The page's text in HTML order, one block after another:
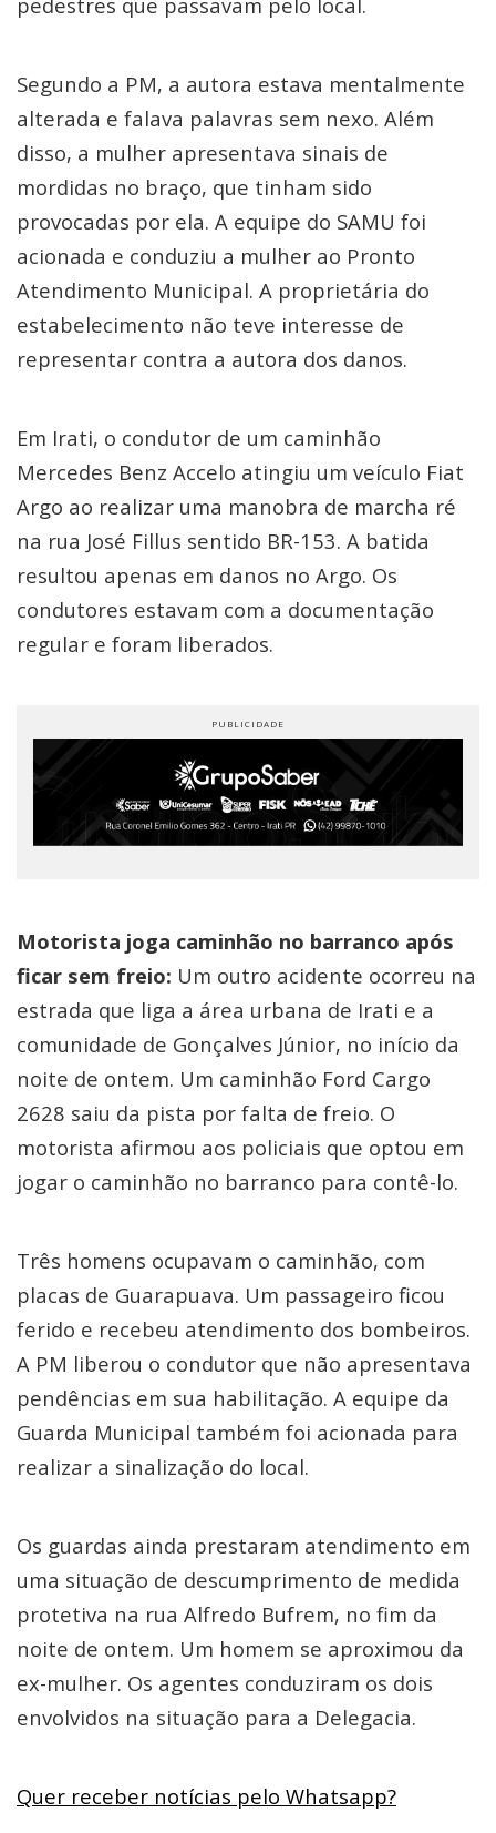
Segundo a PM, a autora estava mentalmente
alterada e falava palavras sem nexo. Além
disso, a mulher apresentava sinais de
mordidas no braço, que tinham sido
provocadas por ela. A equipe do SAMU foi
acionada e conduziu a mulher ao Pronto
Atendimento Municipal. A proprietária do
estabelecimento não teve interesse de
representar contra a autora dos danos.
Em Irati, o condutor de um caminhão
Mercedes Benz Accelo atingiu um veículo Fiat
Argo ao realizar uma manobra de marcha ré
na rua José Fillus sentido BR-153. A batida
resultou apenas em danos no Argo. Os
condutores estavam com a documentação
regular e foram liberados.
Motorista joga caminhão no barranco após
ficar sem freio: Um outro acidente ocorreu na
estrada que liga a área urbana de Irati e a
comunidade de Gonçalves Júnior, no início da
noite de ontem. Um caminhão Ford Cargo
2628 saiu da pista por falta de freio. O
motorista afirmou aos policiais que optou em
jogar o caminhão no barranco para contê-lo.
Três homens ocupavam o caminhão, com
placas de Guarapuava. Um passageiro ficou
ferido e recebeu atendimento dos bombeiros.
A PM liberou o condutor que não apresentava
pendências em sua habilitação. A equipe da
Guarda Municipal também foi acionada para
realizar a sinalização do local.
Os guardas ainda prestaram atendimento em
uma situação de descumprimento de medida
protetiva na rua Alfredo Bufrem, no fim da
noite de ontem. Um homem se aproximou da
ex-mulher. Os agentes conduziram os dois
envolvidos na situação para a Delegacia.
Quer receber notícias pelo Whatsapp?